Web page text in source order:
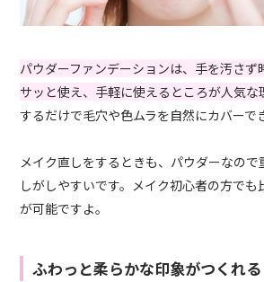
パウダーファンデーションは、手を汚さず
サッと使え、手軽に使えるところが人気な
するだけで毛穴や色ムラを自然にカバーで
メイク直しをするときも、パウダーなの
しがしやすいです。メイク初心者の方でも
が可能ですよ。
ふわっと柔らかな印象がつくれる